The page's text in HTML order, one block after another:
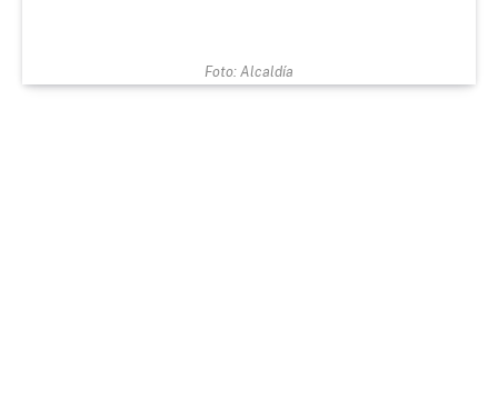
Foto: Alcaldía